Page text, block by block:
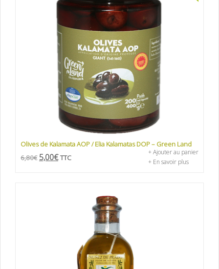
Olives de Kalamata AOP / Elia Kalamatas DOP – Green Land
6,80€ 5,00€ TTC
+ Ajouter au panier
+ En savoir plus